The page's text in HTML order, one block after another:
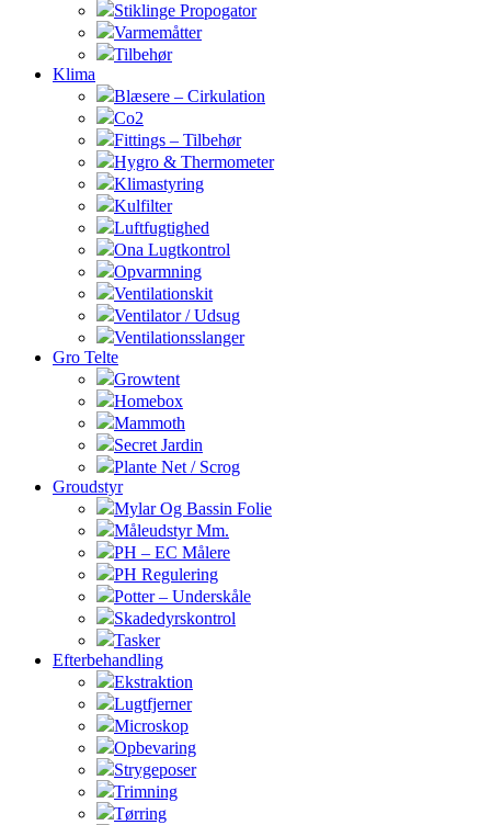
Stiklinge Propogator
Varmemåtter
Tilbehør
Klima
Blæsere – Cirkulation
Co2
Fittings – Tilbehør
Hygro & Thermometer
Klimastyring
Kulfilter
Luftfugtighed
Ona Lugtkontrol
Opvarmning
Ventilationskit
Ventilator / Udsug
Ventilationsslanger
Gro Telte
Growtent
Homebox
Mammoth
Secret Jardin
Plante Net / Scrog
Groudstyr
Mylar Og Bassin Folie
Måleudstyr Mm.
PH – EC Målere
PH Regulering
Potter – Underskåle
Skadedyrskontrol
Tasker
Efterbehandling
Ekstraktion
Lugtfjerner
Microskop
Opbevaring
Strygeposer
Trimning
Tørring